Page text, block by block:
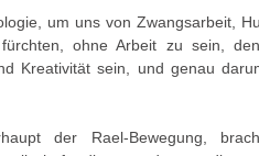
um uns von Zwangsarbeit,
ohne Arbeit zu sein,
Kreativität sein, und genau
der Rael-Bewegung,